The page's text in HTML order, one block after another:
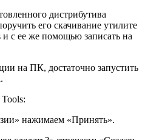
дистрибутива
его скачивание утилите
с ее же помощью записать на
на ПК, достаточно запустить
нажимаем «Принять».